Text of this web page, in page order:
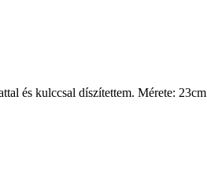
és kulccsal díszítettem. Mérete: 23cm